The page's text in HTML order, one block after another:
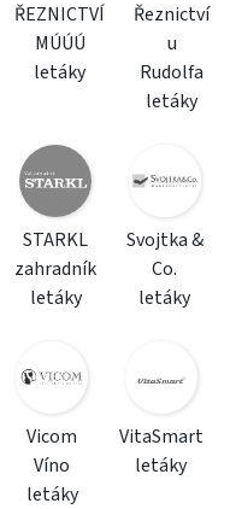
ŘEZNICTVÍ
MÚÚÚ
letáky
Řeznictví
u
Rudolfa
letáky
STARKL
zahradník
letáky
Svojtka &
Co.
letáky
Vicom
Víno
letáky
VitaSmart
letáky